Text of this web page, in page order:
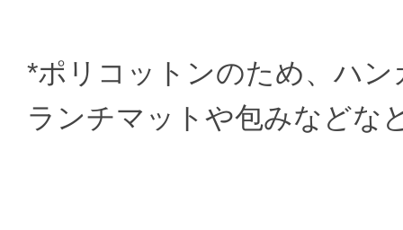
*ポリコットンのため、ハ
ランチマットや包みなどな